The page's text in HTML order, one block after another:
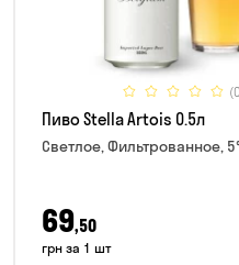
Пиво Stella Artois 0.5л
Светлое, Фильтрованное,
69,50
грн за 1 шт